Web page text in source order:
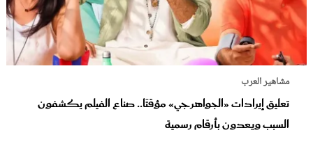
مشاهير العرب
تعليق إيرادات «الجواهرجي» مؤقتًا.. صناع الفيلم يكشفون
السبب ويعدون بأرقام رسمية